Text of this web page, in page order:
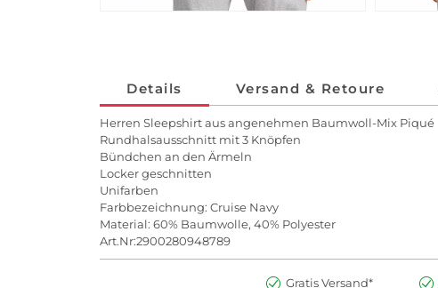
Details Versand & Retoure
Herren Sleepshirt aus angenehmen Baumwoll-Mix Piqué
Rundhalsausschnitt mit 3 Knöpfen
Bündchen an den Ärmeln
Locker geschnitten
Unifarben
Farbbezeichnung: Cruise Navy
Material: 60% Baumwolle, 40% Polyester
Art.Nr:2900280948789
Gratis Versand*